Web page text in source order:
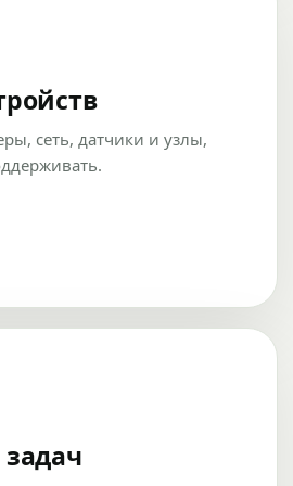
сеть, датчики и узлы,